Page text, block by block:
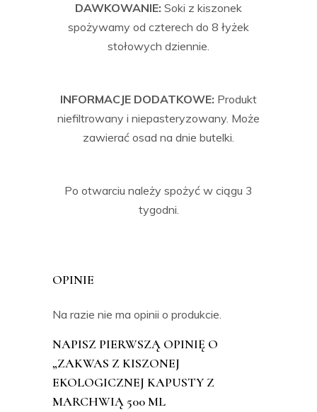
DAWKOWANIE: Soki z kiszonek
spożywamy od czterech do 8 łyżek
stołowych dziennie.
INFORMACJE DODATKOWE: Produkt
niefiltrowany i niepasteryzowany. Może
zawierać osad na dnie butelki.
Po otwarciu należy spożyć w ciągu 3
tygodni.
OPINIE
Na razie nie ma opinii o produkcie.
NAPISZ PIERWSZĄ OPINIĘ O
„ZAKWAS Z KISZONEJ
EKOLOGICZNEJ KAPUSTY Z
MARCHWIĄ 500 ML